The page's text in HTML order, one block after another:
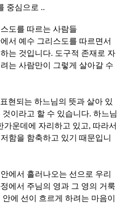
중심으로 ..
도를 따르는 사람들
서 예수 그리스도를 따르면서
는 것입니다. 도구적 존재로 자
는 사람만이 그렇게 살아갈 수
현되는 하느님의 뜻과 살아 있
이라고 할 수 있습니다.하느님
가운데에 자리하고 있고, 따라서
함을 함축하고 있기 때문입니
에서 흘러나오는 선으로 우리
에서 주님의 영과 그 영의 거룩
에 선이 흐르게 하려는 마음이
케치북5
케치북5